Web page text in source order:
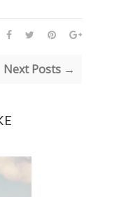
Next Posts →